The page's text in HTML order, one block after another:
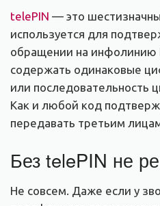
telePIN — это
используется для
обращении на инфолинию
содержать одинаковые
или последовательность
Как и любой код
передавать третьим
Без telePIN не
Не совсем. Даже если у